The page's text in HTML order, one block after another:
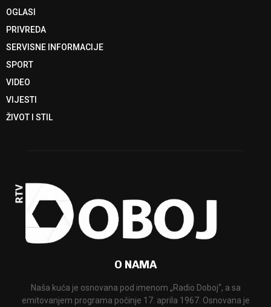
OGLASI
PRIVREDA
SERVISNE INFORMACIJE
SPORT
VIDEO
VIJESTI
ŽIVOT I STIL
O NAMA
Naša kuća je osnovana pod imenom „Radio Doboj“, a sa
emitovanjem programa počinje 17. aprila 1967. Osnovana je